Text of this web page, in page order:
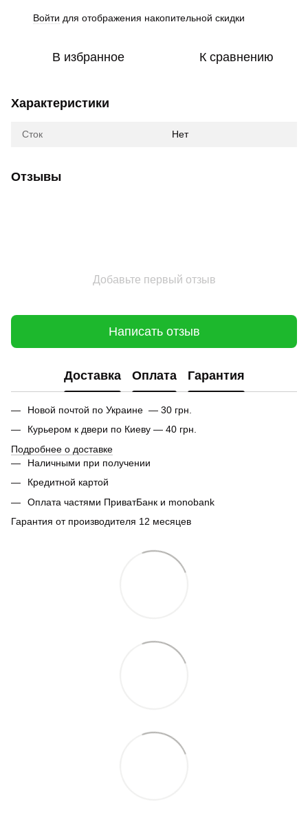
Войти для отображения накопительной скидки
В избранное К сравнению
Характеристики
Сток Нет
Отзывы
Добавьте первый отзыв
Написать отзыв
Доставка Оплата Гарантия
Новой почтой по Украине — 30 грн.
Курьером к двери по Киеву — 40 грн.
Подробнее о доставке
Наличными при получении
Кредитной картой
Оплата частями ПриватБанк и monobank
Гарантия от производителя 12 месяцев